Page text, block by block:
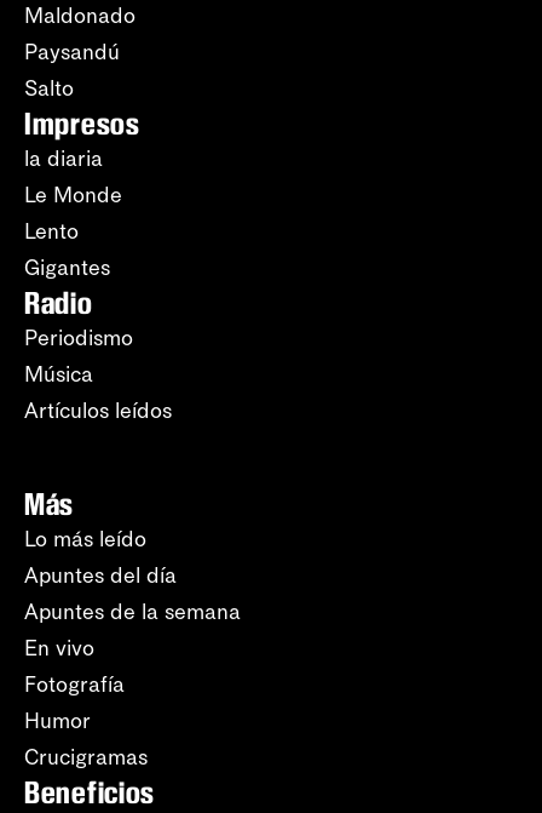
Maldonado
Paysandú
Salto
Impresos
la diaria
Le Monde
Lento
Gigantes
Radio
Periodismo
Música
Artículos leídos
Más
Lo más leído
Apuntes del día
Apuntes de la semana
En vivo
Fotografía
Humor
Crucigramas
Beneficios